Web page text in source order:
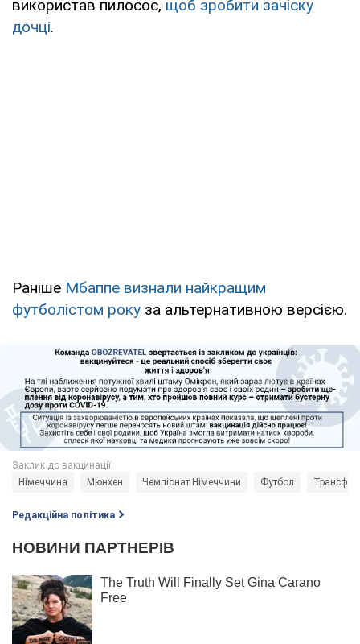
використав пилосос, щоб зробити зачіску
дочці.
Раніше Мбаппе визнали найкращим
футболістом року за альтернативною версією.
Німеччина Мюнхен Чемпіонат Німеччини Футбол
Редакційна політика